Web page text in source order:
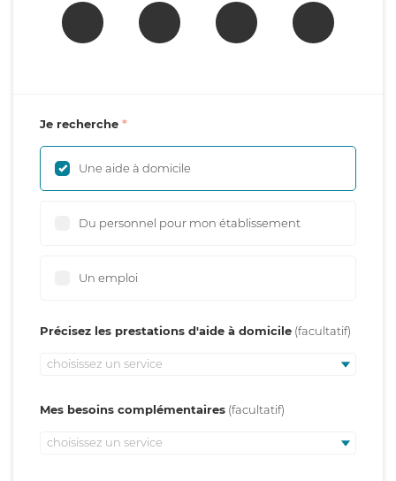
Je recherche
Une aide à domicile
Du personnel pour mon établissement
Un emploi
Précisez les prestations d'aide à domicile
choisissez un service
Mes besoins complémentaires
choisissez un service